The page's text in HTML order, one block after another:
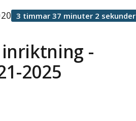
-
2025
3 timmar 37 minuter 2 sekunder